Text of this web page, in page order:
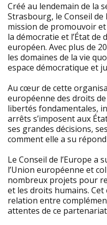
Créé au lendemain de la
Strasbourg, le Conseil de
mission de promouvoir
la démocratie et l’État
européen. Avec plus de
les domaines de la vie
espace démocratique et
Au cœur de cette
européenne des droits
libertés fondamentales,
arrêts s’imposent aux
ses grandes décisions,
comment elle a su
Le Conseil de l’Europe a
l’Union européenne et
nombreux projets pour
et les droits humains.
relation entre
attentes de ce